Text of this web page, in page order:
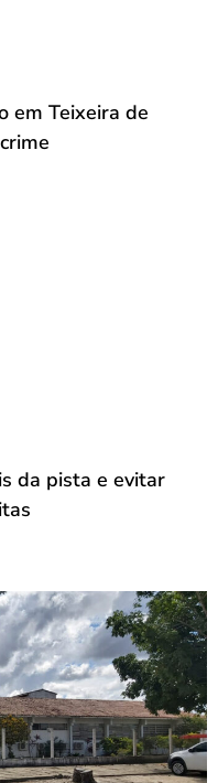
em Teixeira de
da pista e evitar